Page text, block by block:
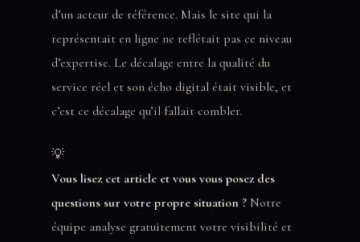
d’un acteur de référence. Mais le site qui la
représentait en ligne ne reflétait pas ce niveau
d’expertise. Le décalage entre la qualité du
service réel et son écho digital était visible, et
c’est ce décalage qu’il fallait combler.
💡
Vous lisez cet article et vous vous posez des
questions sur votre propre situation ? Notre
équipe analyse gratuitement votre visibilité et